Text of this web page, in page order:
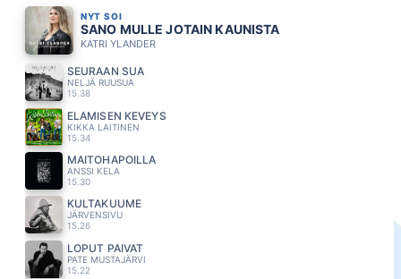
NYT SOI
SANO MULLE JOTAIN KAUNISTA
KATRI YLANDER
SEURAAN SUA
NELJÄ RUUSUA
15.38
ELÄMISEN KEVEYS
KIKKA LAITINEN
15.34
MAITOHAPOILLA
ANSSI KELA
15.30
KULTAKUUME
JÄRVENSIVU
15.26
LOPUT PÄIVÄT
PATE MUSTAJÄRVI
15.22